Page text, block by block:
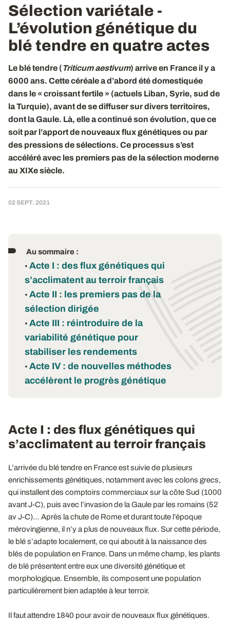
Sélection variétale -
L’évolution génétique du
blé tendre en quatre actes
Le blé tendre (Triticum aestivum) arrive en France il y a
6000 ans. Cette céréale a d’abord été domestiquée
dans le « croissant fertile » (actuels Liban, Syrie, sud de
la Turquie), avant de se diffuser sur divers territoires,
dont la Gaule. Là, elle a continué son évolution, que ce
soit par l’apport de nouveaux flux génétiques ou par
des pressions de sélections. Ce processus s’est
accéléré avec les premiers pas de la sélection moderne
au XIXe siècle.
02 SEPT. 2021
Au sommaire :
• Acte I : des flux génétiques qui
s’acclimatent au terroir français
• Acte II : les premiers pas de la
sélection dirigée
• Acte III : réintroduire de la
variabilité génétique pour
stabiliser les rendements
• Acte IV : de nouvelles méthodes
accélèrent le progrès génétique
Acte I : des flux génétiques qui
s’acclimatent au terroir français
L’arrivée du blé tendre en France est suivie de plusieurs
enrichissements génétiques, notamment avec les colons grecs,
qui installent des comptoirs commerciaux sur la côte Sud (1000
avant J-C), puis avec l’invasion de la Gaule par les romains (52
av J-C)… Après la chute de Rome et durant toute l’époque
mérovingienne, il n’y a plus de nouveaux flux. Sur cette période,
le blé s’adapte localement, ce qui aboutit à la naissance des
blés de population en France. Dans un même champ, les plants
de blé présentent entre eux une diversité génétique et
morphologique. Ensemble, ils composent une population
particulièrement bien adaptée à leur terroir.
Il faut attendre 1840 pour avoir de nouveaux flux génétiques.